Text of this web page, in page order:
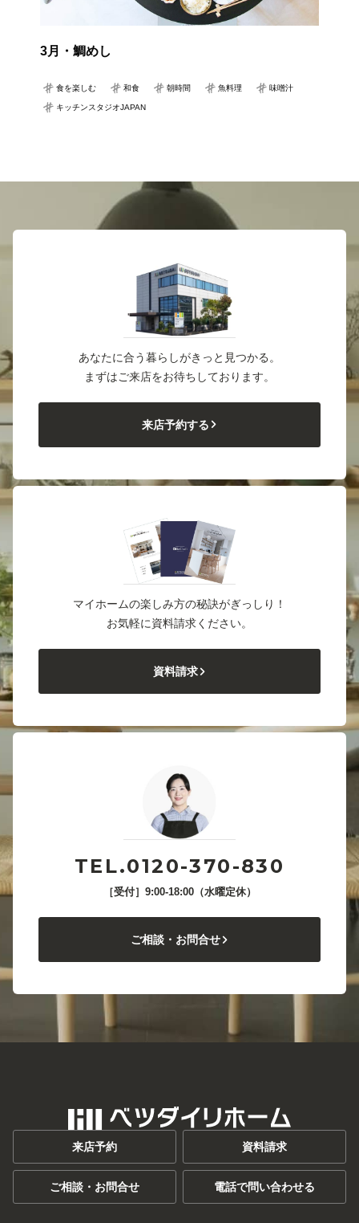
3月・鯛めし
食を楽しむ 和食 朝時間 魚料理 味噌汁
キッチンスタジオJAPAN
あなたに合う暮らしがきっと見つかる。
まずはご来店をお待ちしております。
来店予約する
マイホームの楽しみ方の秘訣がぎっしり！
お気軽に資料請求ください。
資料請求
TEL.0120-370-830
［受付］9:00-18:00（水曜定休）
ご相談・お問合せ
来店予約 資料請求
ご相談・お問合せ 電話で問い合わせる